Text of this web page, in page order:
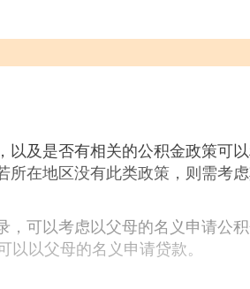
及是否有相关的公积金政策可
在地区没有此类政策，则需考虑
可以考虑以父母的名义申请公
以父母的名义申请贷款。